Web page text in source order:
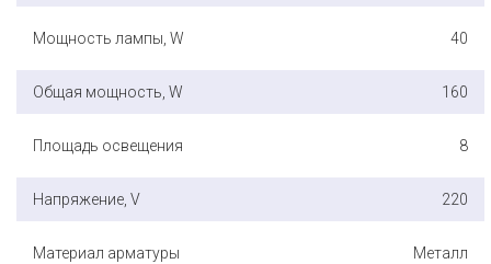
Мощность лампы, W 40
Общая мощность, W 160
Площадь освещения 8
Напряжение, V 220
Материал арматуры Металл